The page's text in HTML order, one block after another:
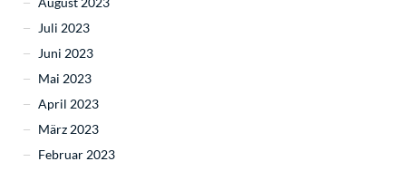
Juli 2023
Juni 2023
Mai 2023
April 2023
März 2023
Februar 2023